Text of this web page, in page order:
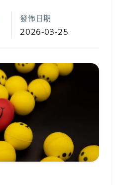
發佈日期
2026-03-25